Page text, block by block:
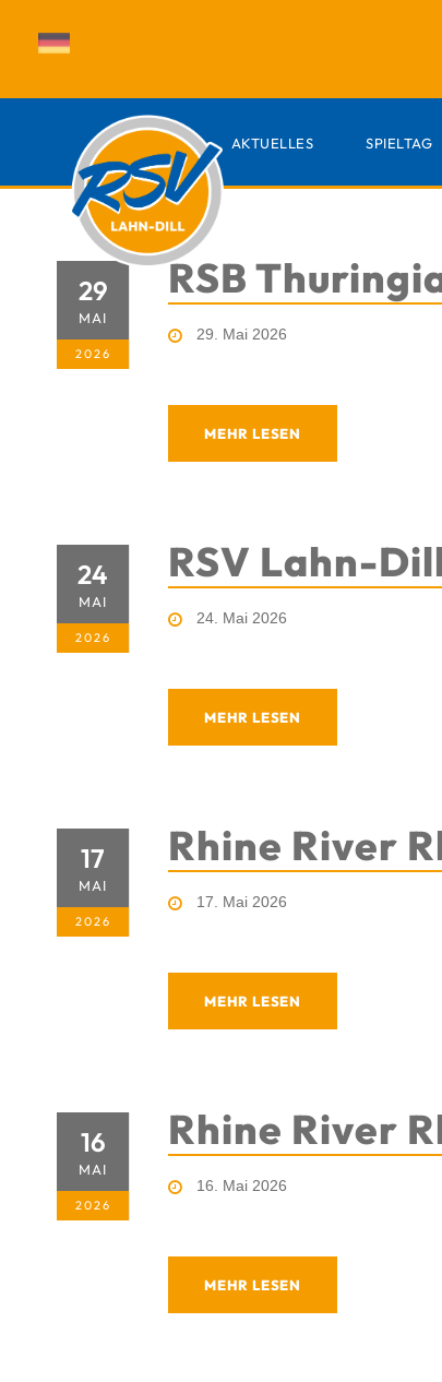
AKTUELLES SPIELTAG
29
MAI
2026
RSB
29. Mai 2026
MEHR LESEN
24
MAI
2026
RSV Lahn-
24. Mai 2026
MEHR LESEN
17
MAI
2026
Rhine River
17. Mai 2026
MEHR LESEN
16
MAI
2026
Rhine River
16. Mai 2026
MEHR LESEN